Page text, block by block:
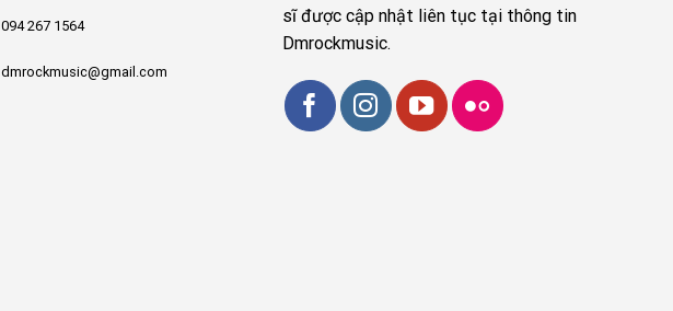
094 267 1564
dmrockmusic@gmail.com
sĩ được cập nhật liên tục tại thông tin
Dmrockmusic.